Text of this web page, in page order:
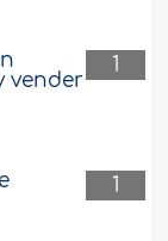
1
vender
1